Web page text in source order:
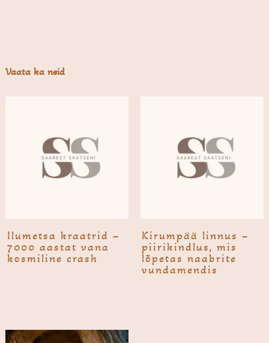
Vaata ka neid
Ilumetsa kraatrid –
7000 aastat vana
kosmiline crash
Kirumpää linnus –
piirikindlus, mis
lõpetas naabrite
vundamendis